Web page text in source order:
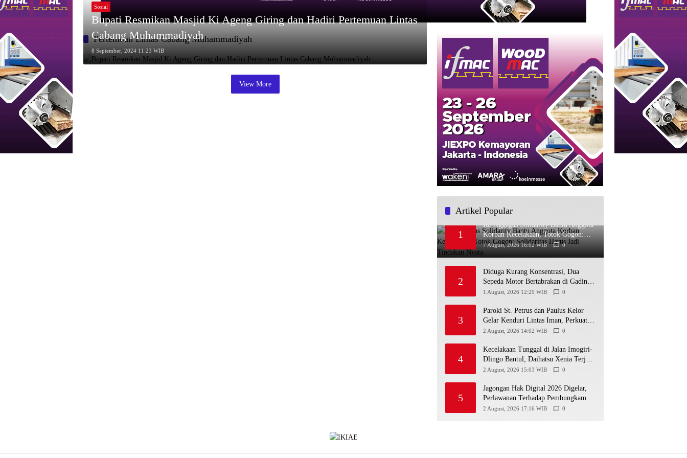
Pertemuan Lintas Cabang Muhammadiyah
Sosial
Bupati Resmikan Masjid Ki Ageng Giring dan Hadiri Pertemuan Lintas
Cabang Muhammadiyah
8 September, 2024 11:23 WIB
View More
Artikel Popular
1
Ra’Nggagas Solidarity Bantu Anggota
Korban Kecelakaan, Totok Gogon:
Solidaritas Harus Jadi Tindakan Nyata
7 August, 2026 16:02 WIB 0
2
Diduga Kurang Konsentrasi, Dua
Sepeda Motor Bertabrakan di Gading
Playen, Mahasiswi Meninggal
1 August, 2026 12:29 WIB 0
3
Paroki St. Petrus dan Paulus Kelor
Gelar Kenduri Lintas Iman, Perkuat
Kerukunan di Gunungkidul
2 August, 2026 14:02 WIB 0
4
Kecelakaan Tunggal di Jalan Imogiri-
Dlingo Bantul, Daihatsu Xenia Terjun
ke Jurang
2 August, 2026 15:03 WIB 0
5
Jagongan Hak Digital 2026 Digelar,
Perlawanan Terhadap Pembungkaman
Media Digital
2 August, 2026 17:16 WIB 0